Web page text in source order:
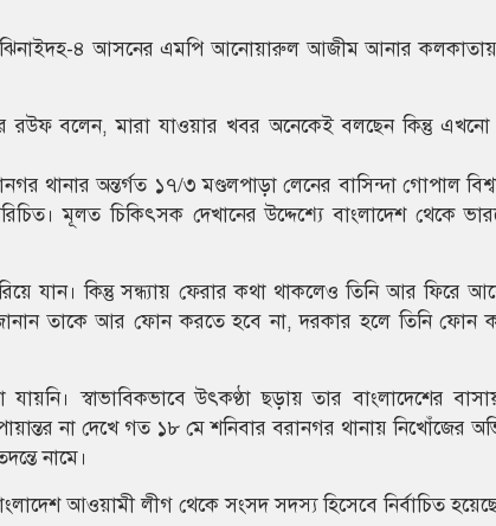
ঝিনাইদহ-৪ আসনের এমপি আনোয়ারুল আজীম আনার
বলেন, মারা যাওয়ার খবর অনেকেই বলছেন কিন্তু
থানার অন্তর্গত ১৭/৩ মণ্ডলপাড়া লেনের বাসিন্দা গোপাল
মূলত চিকিৎসক দেখানের উদ্দেশ্যে বাংলাদেশ থেকে
যান। কিন্তু সন্ধ্যায় ফেরার কথা থাকলেও তিনি আর ফিরে
জানান তাকে আর ফোন করতে হবে না, দরকার হলে তিনি ফোন
স্বাভাবিকভাবে উৎকণ্ঠা ছড়ায় তার বাংলাদেশের
না দেখে গত ১৮ মে শনিবার বরানগর থানায় নিখোঁজের
নামে।
আওয়ামী লীগ থেকে সংসদ সদস্য হিসেবে নির্বাচিত